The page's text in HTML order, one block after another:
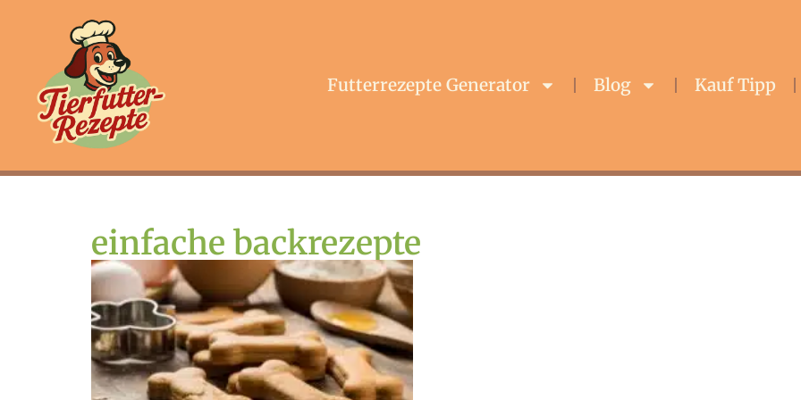
Futterrezepte Generator Blog Kauf Tipp
einfache backrezepte